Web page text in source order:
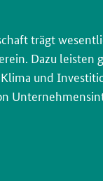
trägt
Dazu leisten
und